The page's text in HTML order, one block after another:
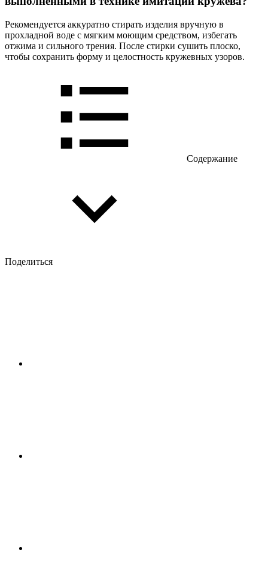
Рекомендуется аккуратно стирать изделия вручную в
прохладной воде с мягким моющим средством, избегать
отжима и сильного трения. После стирки сушить плоско,
чтобы сохранить форму и целостность кружевных узоров.
Содержание
Поделиться